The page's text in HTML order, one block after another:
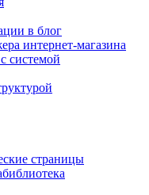
в блог
интернет-магазина
системой
страницы